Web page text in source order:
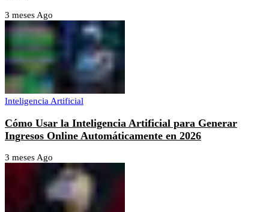
3 meses Ago
Inteligencia Artificial
Cómo Usar la Inteligencia Artificial para Generar
Ingresos Online Automáticamente en 2026
3 meses Ago